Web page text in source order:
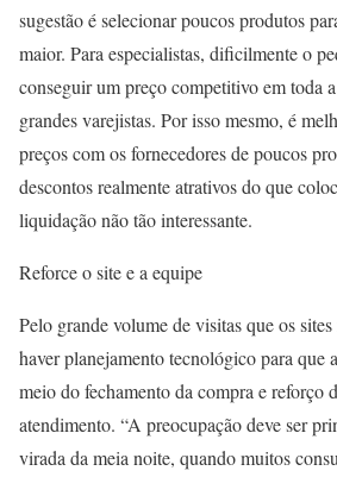
sugestão é selecionar poucos produtos
maior. Para especialistas, dificilmente o
conseguir um preço competitivo em toda
grandes varejistas. Por isso mesmo, é
preços com os fornecedores de poucos
descontos realmente atrativos do que
liquidação não tão interessante.
Reforce o site e a equipe
Pelo grande volume de visitas que os
haver planejamento tecnológico para que
meio do fechamento da compra e reforço
atendimento. “A preocupação deve ser
virada da meia noite, quando muitos